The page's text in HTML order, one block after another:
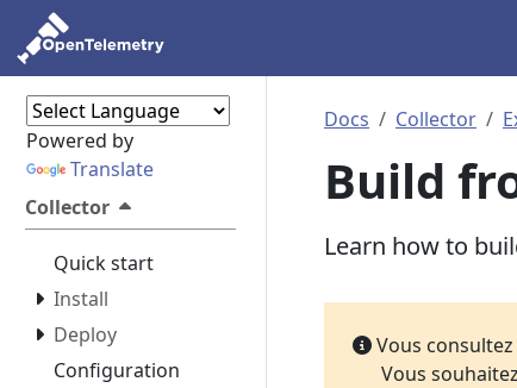
Powered by
Translate
Collector
Quick start
Install
Deploy
Configuration
Docs Collector
Build
Learn how to
Vous consultez
Vous